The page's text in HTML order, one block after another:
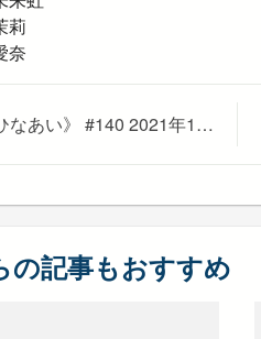
莉
奈
《ひなあい》 #140 2021年12月26日 【第2回日向坂名言大賞を決めましょう！！（後半）】日向坂で会いましょう
の記事もおすすめ